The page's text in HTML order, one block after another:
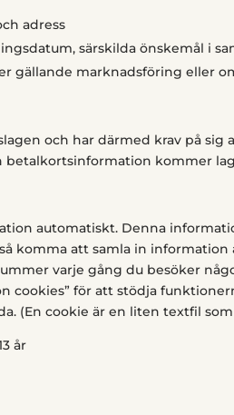
adress
särskilda önskemål i
gällande marknadsföring eller
och har därmed krav på sig
kommer
automatiskt. Denna
komma att samla in information
varje gång du besöker
cookies” för att stödja
(En cookie är en liten textfil
år